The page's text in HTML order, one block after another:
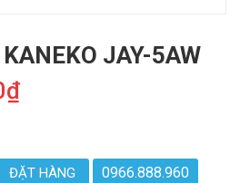
JAY-5AW
ĐẶT HÀNG 0966.888.960